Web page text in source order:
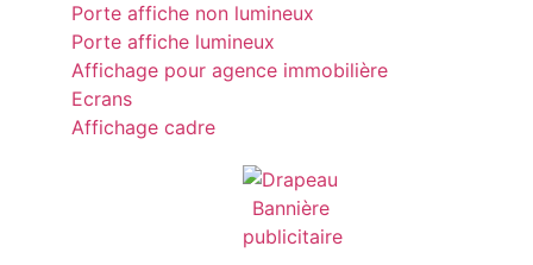
Porte affiche non lumineux
Porte affiche lumineux
Affichage pour agence immobilière
Ecrans
Affichage cadre